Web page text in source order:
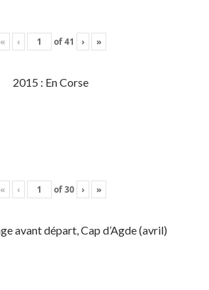
« ‹ of41 › »
2015 : En Corse
« ‹ of30 › »
avant départ, Cap d’Agde (avril)